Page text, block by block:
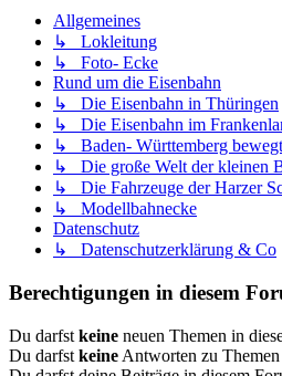
Allgemeines
↳ Lokleitung
↳ Foto- Ecke
Rund um die Eisenbahn
↳ Die Eisenbahn in Thüringen
↳ Die Eisenbahn im
↳ Baden- Württemberg
↳ Die große Welt der kleinen
↳ Die Fahrzeuge der Harzer
↳ Modellbahnecke
Datenschutz
↳ Datenschutzerklärung & Co
Berechtigungen in diesem
Du darfst keine neuen Themen in
Du darfst keine Antworten zu